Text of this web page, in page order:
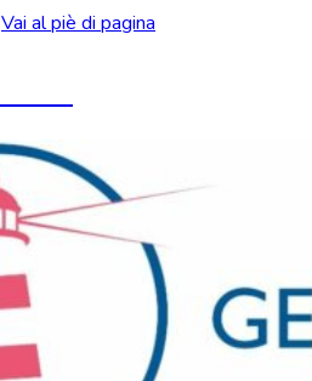
Vai al piè di pagina